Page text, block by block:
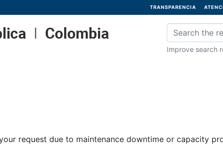
TRANSPARENCIA
Improve search
request due to maintenance downtime or capacity